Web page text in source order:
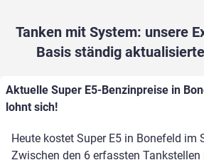
Tanken mit System: unsere
Basis ständig
Aktuelle Super E5-Benzinpreise in
lohnt sich!
Heute kostet Super E5 in Bonefeld im
Zwischen den 6 erfassten